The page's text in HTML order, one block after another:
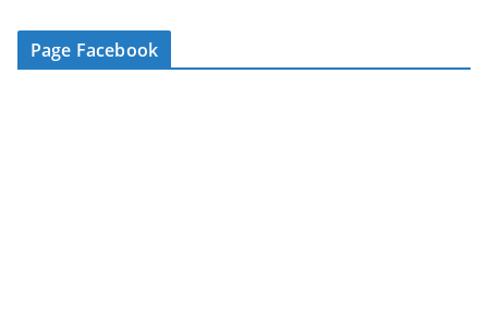
-
m
Page Facebook